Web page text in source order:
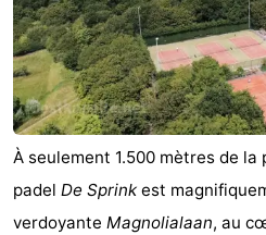
À seulement 1.500 mètres de la
padel De Sprink est
verdoyante Magnolialaan, au